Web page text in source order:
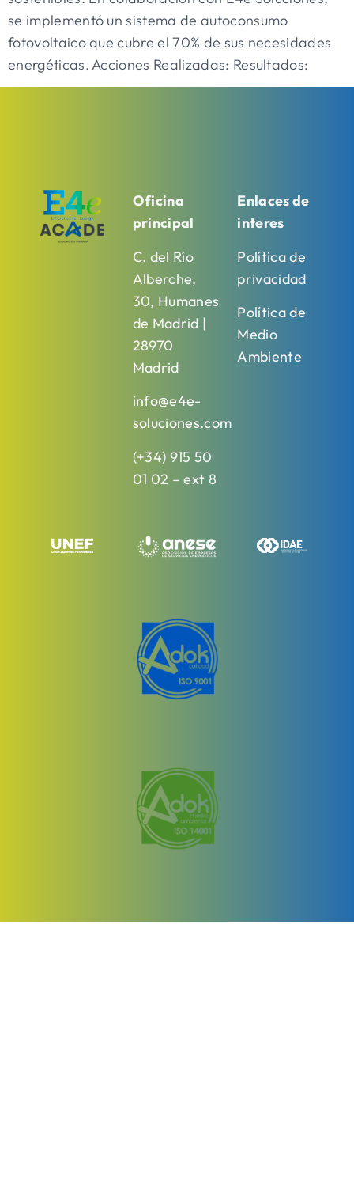
se implementó un sistema de autoconsumo
fotovoltaico que cubre el 70% de sus necesidades
energéticas. Acciones Realizadas: Resultados:
Oficina
principal
C. del Río
Alberche,
30, Humanes
de Madrid |
28970
Madrid
info@e4e-
soluciones.com
(+34) 915 50
01 02 – ext 8
Enlaces de
interes
Política de
privacidad
Política de
Medio
Ambiente